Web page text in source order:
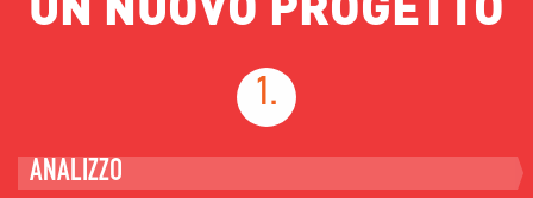
1.
ANALIZZO